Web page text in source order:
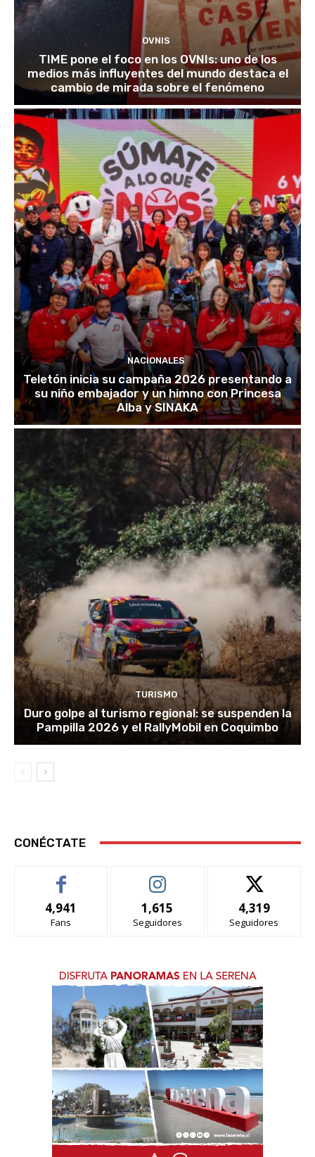
OVNIS
TIME pone el foco en los OVNIs: uno de los
medios más influyentes del mundo destaca el
cambio de mirada sobre el fenómeno
NACIONALES
Teletón inicia su campaña 2026 presentando a
su niño embajador y un himno con Princesa
Alba y SINAKA
TURISMO
Duro golpe al turismo regional: se suspenden la
Pampilla 2026 y el RallyMobil en Coquimbo
CONÉCTATE
4,941
Fans
1,615
Seguidores
4,319
Seguidores